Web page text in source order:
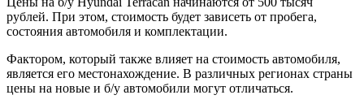
рублей. При этом, стоимость будет зависеть от пробега,
состояния автомобиля и комплектации.
Фактором, который также влияет на стоимость автомобиля,
является его местонахождение. В различных регионах страны
цены на новые и б/у автомобили могут отличаться.